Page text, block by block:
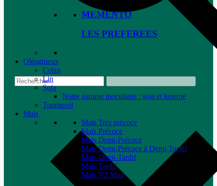
MEMENTO
LES PREFEREES
Oléagineux
Colza
Lin
Soja
Notre gamme inoculants : soja et luzerne
Tournesol
Maïs
Maïs Très précoce
Maïs Précoce
Maïs Demi-Précoce
Maïs Demi-Précoce à Demi-Tardif
Maïs Demi-Tardif
Maïs Tardif
Maïs V2 Max